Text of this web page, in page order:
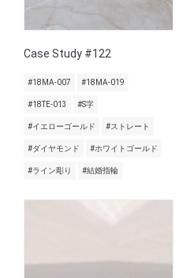
Case Study #122
#18MA-007 #18MA-019
#18TE-013 #S字
#イエローゴールド #ストレート
#ダイヤモンド #ホワイトゴールド
#ライン彫り #結婚指輪